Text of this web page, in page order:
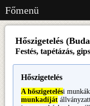
Főmenü
Hőszigetelés
Festés, tapétázás,
Hőszigetelés
A hőszigetelési
munkadíját